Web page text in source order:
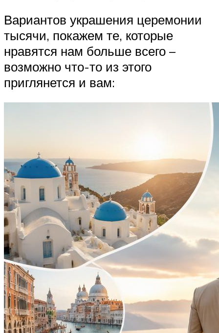
Вариантов украшения церемонии
тысячи, покажем те, которые
нравятся нам больше всего –
возможно что-то из этого
приглянется и вам: